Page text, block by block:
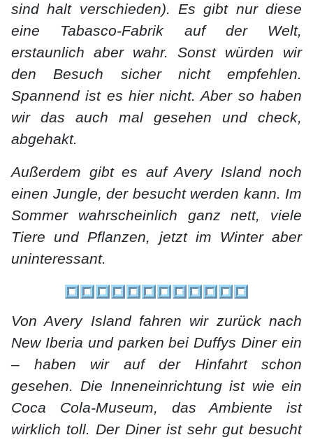
sind halt verschieden). Es gibt nur diese
eine Tabasco-Fabrik auf der Welt,
erstaunlich aber wahr. Sonst würden wir
den Besuch sicher nicht empfehlen.
Spannend ist es hier nicht. Aber so haben
wir das auch mal gesehen und check,
abgehakt.
Außerdem gibt es auf Avery Island noch
einen Jungle, der besucht werden kann. Im
Sommer wahrscheinlich ganz nett, viele
Tiere und Pflanzen, jetzt im Winter aber
uninteressant.
Von Avery Island fahren wir zurück nach
New Iberia und parken bei Duffys Diner ein
– haben wir auf der Hinfahrt schon
gesehen. Die Inneneinrichtung ist wie ein
Coca Cola-Museum, das Ambiente ist
wirklich toll. Der Diner ist sehr gut besucht